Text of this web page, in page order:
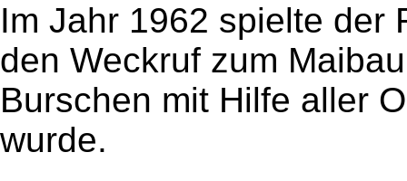
Im Jahr 1962 spielte der
den Weckruf zum
Burschen mit Hilfe aller
wurde.